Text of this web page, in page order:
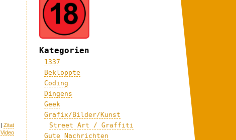
| Zitat
Video
Kategorien
1337
Bekloppte
Coding
Dingens
Geek
Grafix/Bilder/Kunst
Street Art / Graffiti
Gute Nachrichten